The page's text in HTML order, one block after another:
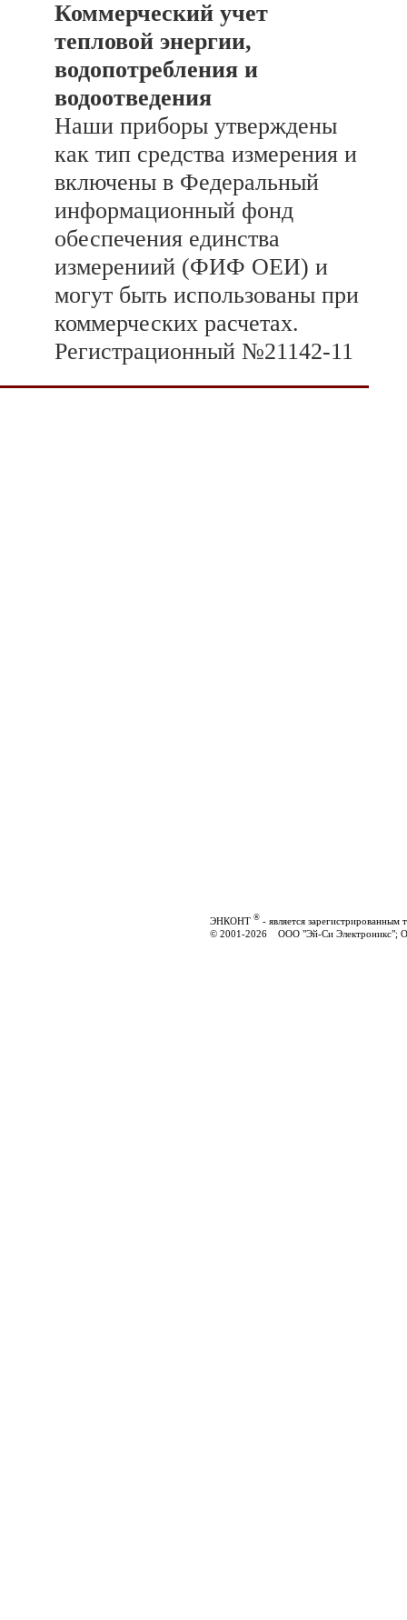
Коммерческий учет
тепловой энергии,
водопотребления и
водоотведения
Наши приборы утверждены
как тип средства измерения и
включены в Федеральный
информационный фонд
обеспечения единства
измерениий (ФИФ ОЕИ) и
могут быть использованы при
коммерческих расчетах.
Регистрационный №21142-11
ЭНКОНТ ®- является
© 2001-2026 ООО "Эй-Си Электроникс";